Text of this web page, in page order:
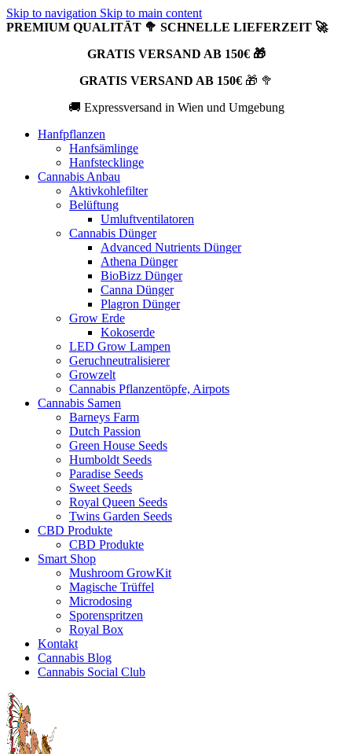
Skip to navigation Skip to main content
PREMIUM QUALITÄT 🥦 SCHNELLE LIEFERZEIT 🚀
GRATIS VERSAND AB 150€ 🎁
GRATIS VERSAND AB 150€🎁 🥦
🚚 Expressversand in Wien und Umgebung
Hanfpflanzen
Hanfsämlinge
Hanfstecklinge
Cannabis Anbau
Aktivkohlefilter
Belüftung
Umluftventilatoren
Cannabis Dünger
Advanced Nutrients Dünger
Athena Dünger
BioBizz Dünger
Canna Dünger
Plagron Dünger
Grow Erde
Kokoserde
LED Grow Lampen
Geruchneutralisierer
Growzelt
Cannabis Pflanzentöpfe, Airpots
Cannabis Samen
Barneys Farm
Dutch Passion
Green House Seeds
Humboldt Seeds
Paradise Seeds
Sweet Seeds
Royal Queen Seeds
Twins Garden Seeds
CBD Produkte
CBD Produkte
Smart Shop
Mushroom GrowKit
Magische Trüffel
Microdosing
Sporenspritzen
Royal Box
Kontakt
Cannabis Blog
Cannabis Social Club